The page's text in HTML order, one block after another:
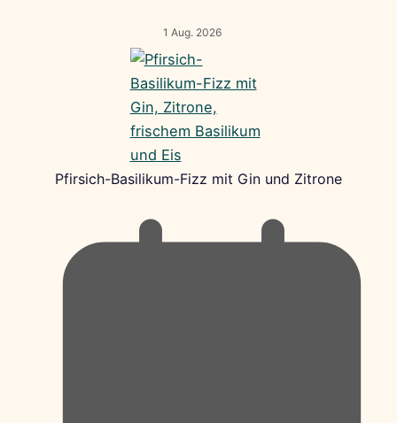
1 Aug. 2026
Pfirsich-Basilikum-Fizz mit Gin und Zitrone